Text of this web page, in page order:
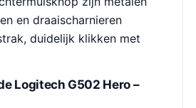
en draaischarnieren
duidelijk klikken met
Logitech G502 Hero –